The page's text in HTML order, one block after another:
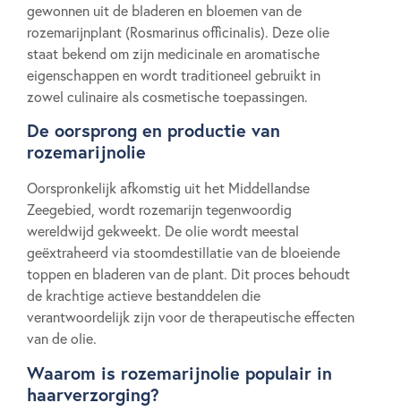
gewonnen uit de bladeren en bloemen van de
rozemarijnplant (Rosmarinus officinalis). Deze olie
staat bekend om zijn medicinale en aromatische
eigenschappen en wordt traditioneel gebruikt in
zowel culinaire als cosmetische toepassingen.
De oorsprong en productie van
rozemarijnolie
Oorspronkelijk afkomstig uit het Middellandse
Zeegebied, wordt rozemarijn tegenwoordig
wereldwijd gekweekt. De olie wordt meestal
geëxtraheerd via stoomdestillatie van de bloeiende
toppen en bladeren van de plant. Dit proces behoudt
de krachtige actieve bestanddelen die
verantwoordelijk zijn voor de therapeutische effecten
van de olie.
Waarom is rozemarijnolie populair in
haarverzorging?